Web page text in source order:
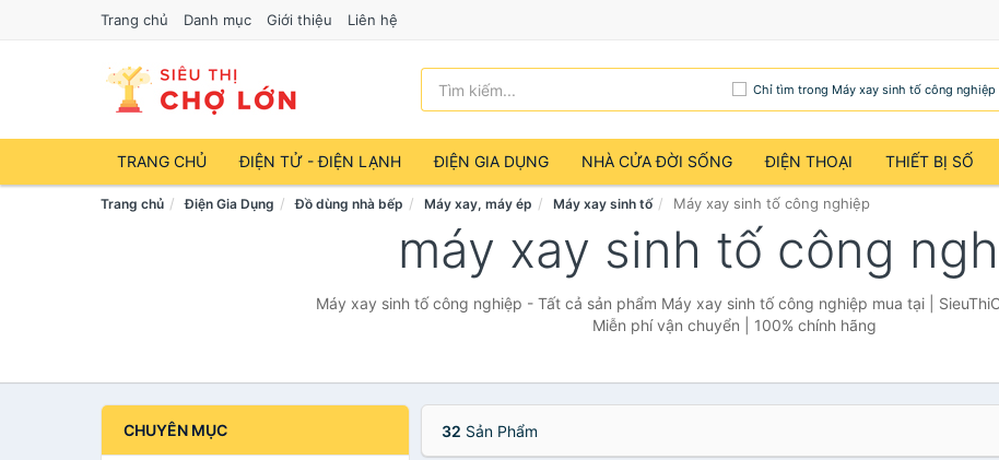
Trang chủ Danh mục Giới thiệu Liên hệ
Chỉ tìm trong Máy xay sinh tố công nghiệp
TRANG CHỦ ĐIỆN TỬ - ĐIỆN LẠNH ĐIỆN GIA DỤNG NHÀ CỬA ĐỜI SỐNG ĐIỆN THOẠI THIẾT BỊ SỐ
Trang chủ Điện Gia Dụng Đồ dùng nhà bếp Máy xay, máy ép Máy xay sinh tố Máy xay sinh tố công nghiệp
máy xay sinh tố công
Máy xay sinh tố công nghiệp - Tất cả sản phẩm Máy xay sinh tố công nghiệp mua tại |
Miễn phí vận chuyển | 100% chính hãng
CHUYÊN MỤC 32 Sản Phẩm